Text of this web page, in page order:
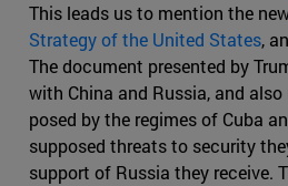
This leads us to mention the
Strategy of the United States,
The document presented by
with China and Russia, and
posed by the regimes of Cuba
supposed threats to security
support of Russia they receive.